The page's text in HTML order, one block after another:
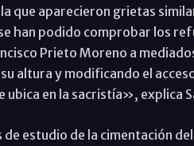
la que aparecieron grietas
han podido comprobar los
Prieto Moreno a
altura y modificando el
ubica en la sacristía», explica
de estudio de la cimentación